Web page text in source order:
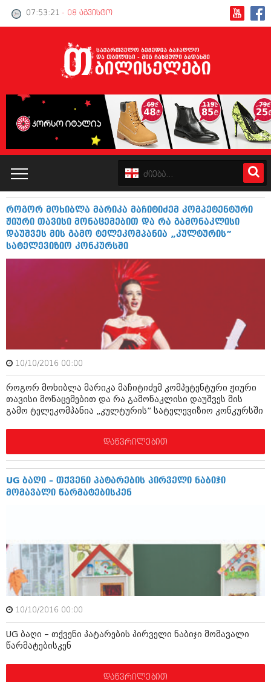
07:53:22 - 08 აგვისტო
ინტერვიუები
ამბები
საზოგადოება
მოდი, ვილაპარაკოთ
რელიგია
მედიცინა
კულინარია
ავტორჩევები
ბელადები
ბიზნესსიახლეები
გვარები
თემიდას სასწორი
კატალოგი
პოლიტიკა
მოდი, ვილაპარაკოთ
მოდა + დიზაინი
რელიგია
მედიცინა
კადრს მიღმა
კულინარია
ბიზნესსიახლეები
გვარები
თემიდას სასწორი
იუმორი
კალეიდოსკოპი
როგორ მოხიბლა მარიკა მაჩიტიძემ კომპეტენტური
ჟიური თავისი მონაცემებით და რა გამონაკლისი
დაუშვეს მის გამო ტელეკომპანია „კულტურის”
სატელევიზიო კონკურსში
10/10/2016 00:00
როგორ მოხიბლა მარიკა მაჩიტიძემ კომპეტენტური ჟიური
თავისი მონაცემებით და რა გამონაკლისი დაუშვეს მის
გამო ტელეკომპანია „კულტურის” სატელევიზიო კონკურსში
დაწვრილებით
UG ბაღი – თქვენი პატარების პირველი ნაბიჯი
მომავალი წარმატებისკენ
10/10/2016 00:00
UG ბაღი – თქვენი პატარების პირველი ნაბიჯი მომავალი
წარმატებისკენ
დაწვრილებით